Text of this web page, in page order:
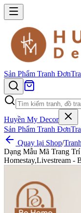
Sản Phẩm Tranh Đơn
Huyền My Decor
Sản Phẩm Tranh Đơn
Quay lại Shop/
Dạng Mẫu Mã Trang
Homestay,Livestream -